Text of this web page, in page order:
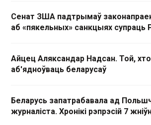
Сенат ЗША падтрымаў
аб «пякельных» санкцыях супраць
Айцец Аляксандар Надсан. Той,
аб'ядноўваць беларусаў
Беларусь запатрабавала ад
журналіста. Хронікі рэпрэсій 7